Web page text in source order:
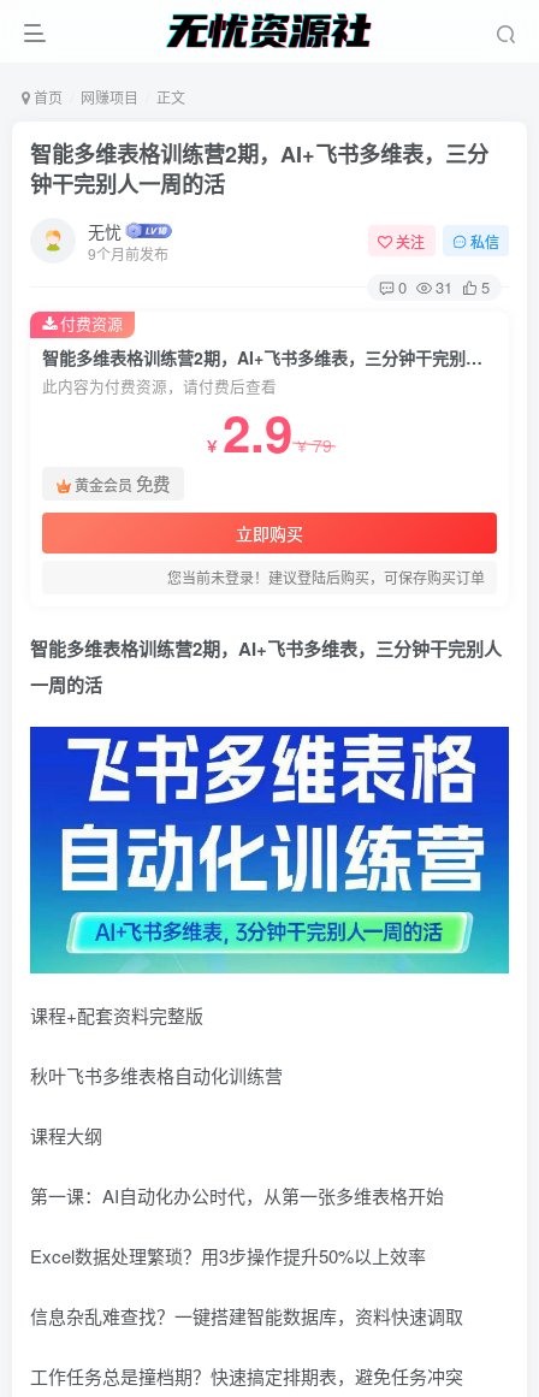
首页 网赚项目 正文
智能多维表格训练营2期，AI+飞书多维表，三分
钟干完别人一周的活
无忧
9个月前发布
关注 私信
0 31 5
智能多维表格训练营2期，AI+飞书多维表，三分钟干完别人一周的活
此内容为付费资源，请付费后查看
￥ 2.9￥79
黄金会员 免费
立即购买
您当前未登录！建议登陆后购买，可保存购买订单
付费资源
智能多维表格训练营2期，AI+飞书多维表，三分钟干完别人
一周的活
课程+配套资料完整版
秋叶飞书多维表格自动化训练营
课程大纲
第一课：AI自动化办公时代，从第一张多维表格开始
Excel数据处理繁琐？用3步操作提升50%以上效率
信息杂乱难查找？一键搭建智能数据库，资料快速调取
工作任务总是撞档期？快速搞定排期表，避免任务冲突